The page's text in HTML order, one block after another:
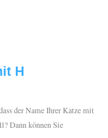
H
der Name Ihrer Katze mit
Dann können Sie